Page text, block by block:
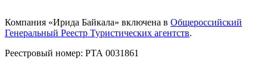
Компания «Ирида Байкала» включена в Общероссийский
Генеральный Реестр Туристических агентств.
Реестровый номер: РТА 0031861